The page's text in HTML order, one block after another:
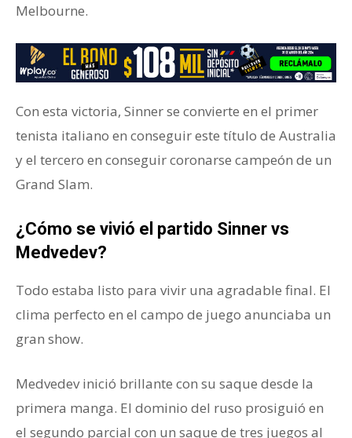
Melbourne.
Con esta victoria, Sinner se convierte en el primer
tenista italiano en conseguir este título de Australia
y el tercero en conseguir coronarse campeón de un
Grand Slam.
¿Cómo se vivió el partido Sinner vs
Medvedev?
Todo estaba listo para vivir una agradable final. El
clima perfecto en el campo de juego anunciaba un
gran show.
Medvedev inició brillante con su saque desde la
primera manga. El dominio del ruso prosiguió en
el segundo parcial con un saque de tres juegos al